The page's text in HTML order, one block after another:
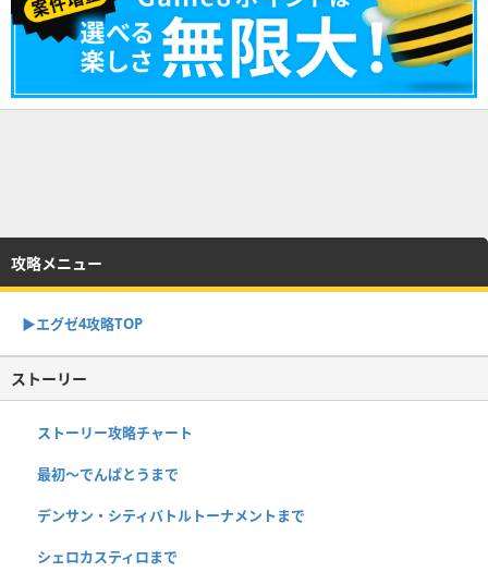
攻略メニュー
▶︎エグゼ4攻略TOP
ストーリー
ストーリー攻略チャート
最初～でんぱとうまで
デンサン・シティバトルトーナメントまで
シェロカスティロまで